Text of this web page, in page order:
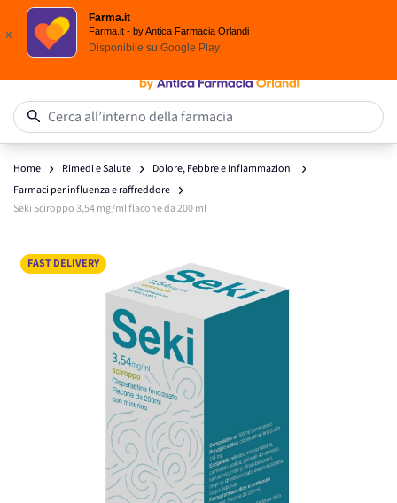
x
Farma.it
Farma.it - by Antica Farmacia Orlandi
Disponibile su Google Play
Salta al contenuto
Cerca all’interno della farmacia
Home Rimedi e Salute
Dolore, Febbre e Infiammazioni
Farmaci per influenza e raffreddore
Seki Sciroppo 3,54 mg/ml flacone da 200 ml
FAST DELIVERY
Main image
Click to view image in fullscreen